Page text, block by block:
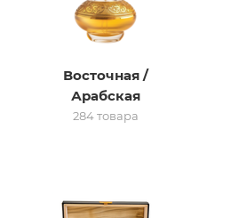
сертификатВосточная /
Арабская
284 товара